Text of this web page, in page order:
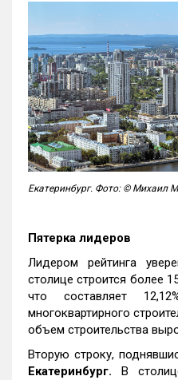
Екатеринбург. Фото: © Михаил
Пятерка лидеров
Лидером рейтинга
столице строится более
что составляет
многоквартирного
объем строительства
Вторую строку,
Екатеринбург. В